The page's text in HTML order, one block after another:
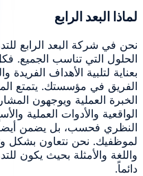
لماذا البعد الرابع
نحن في شركة البعد الرابع
الحلول التي تناسب الجميع.
بعناية لتلبية الأهداف الفريدة
الفريق في مؤسستك. يتمتع
الخبرة العملية ويوجهون
الواقعية والأدوات العملية
النظري فحسب، بل يضمن أيضاً
لموظفيك. نحن نتعاون بشكل
واللغة والأمثلة بحيث يكون
دائماً.